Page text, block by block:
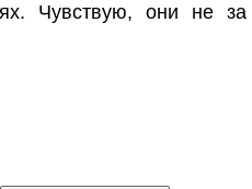
Чувствую, они не за